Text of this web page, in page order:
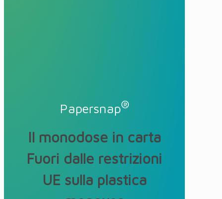
Papersnap®
Il monodose in carta
Fuori dalle restrizioni
UE sulla plastica